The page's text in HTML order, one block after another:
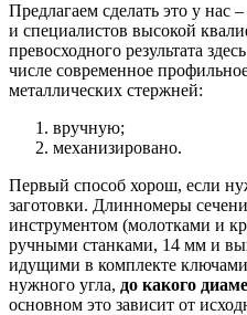
Предлагаем сделать это у
и специалистов высокой
превосходного результата
числе современное
металлических стержней:
вручную;
механизировано.
Первый способ хорош, если
заготовки. Длинномеры
инструментом (молотками и
ручными станками, 14 мм и
идущими в комплекте
нужного угла, до какого
основном это зависит от